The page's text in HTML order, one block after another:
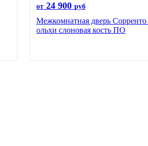
от 24 900 руб
Межкомнатная дверь Сорренто
ольхи слоновая кость ПО